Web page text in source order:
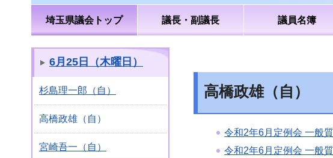
埼玉県議会トップ 議長・副議長 議員名簿
6月25日（木曜日）
杉島理一郎（自）
高橋政雄（自）
宮崎吾一（自）
高橋政雄（自）
令和2年6月定例会 一般
令和2年6月定例会 一般